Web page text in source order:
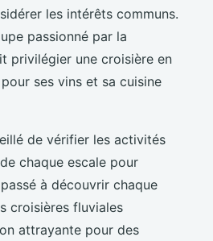
les intérêts communs.
passionné par la
privilégier une croisière en
ses vins et sa cuisine
de vérifier les activités
chaque escale pour
à découvrir chaque
croisières fluviales
attrayante pour des